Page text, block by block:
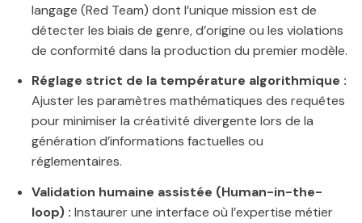
langage (Red Team) dont l’unique mission est de
détecter les biais de genre, d’origine ou les violations
de conformité dans la production du premier modèle.
Réglage strict de la température algorithmique :
Ajuster les paramètres mathématiques des requêtes
pour minimiser la créativité divergente lors de la
génération d’informations factuelles ou
réglementaires.
Validation humaine assistée (Human-in-the-
loop) : Instaurer une interface où l’expertise métier